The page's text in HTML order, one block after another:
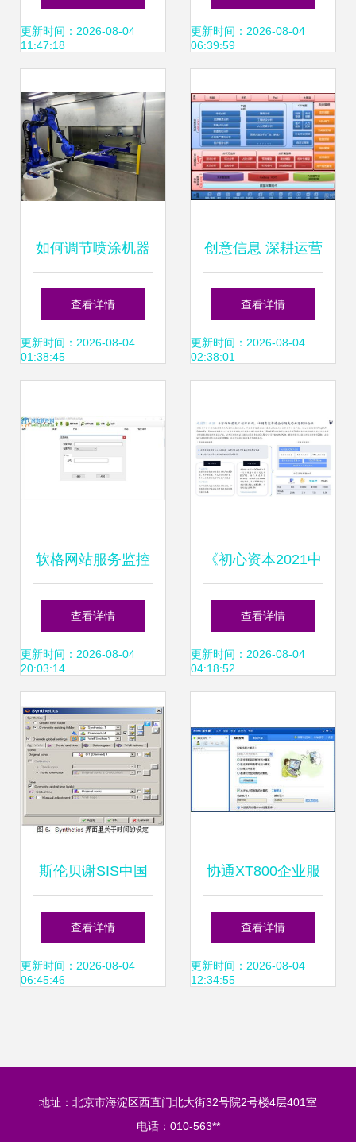
验分享
更新时间：2026-08-04
11:47:18
与工厂高效仓储与
更新时间：2026-08-04
06:39:59
如何调节喷涂机器
人的速度？掌握软
件服务，轻松实现
查看详情
更新时间：2026-08-04
01:38:45
创意信息 深耕运营
商合作，以数据技
术为核心赋能智慧
查看详情
更新时间：2026-08-04
02:38:01
软格网站服务监控
软件下载 1.0.0.0
官方版——河东下
载站软件服务介绍
查看详情
更新时间：2026-08-04
20:03:14
《初心资本2021中
国企业服务新趋势
报告》正式发布，
局与未来机遇
查看详情
更新时间：2026-08-04
04:18:52
斯伦贝谢SIS中国
网站 专业软件产品
与服务，赋能能源
查看详情
更新时间：2026-08-04
06:45:46
协通XT800企业服
务版 专业、安全、
高效的远程控制解
查看详情
更新时间：2026-08-04
12:34:55
地址：北京市海淀区西直门北大街32号院2号楼4层401室
电话：010-563**